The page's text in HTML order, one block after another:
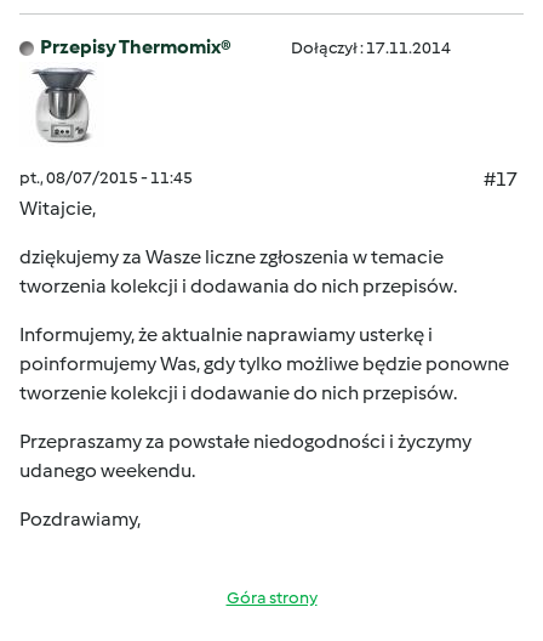
Przepisy Thermomix® Dołączył : 17.11.2014
pt., 08/07/2015 - 11:45
#17
Witajcie,
dziękujemy za Wasze liczne zgłoszenia w temacie
tworzenia kolekcji i dodawania do nich przepisów.
Informujemy, że aktualnie naprawiamy usterkę i
poinformujemy Was, gdy tylko możliwe będzie ponowne
tworzenie kolekcji i dodawanie do nich przepisów.
Przepraszamy za powstałe niedogodności i życzymy
udanego weekendu.
Pozdrawiamy,
Góra strony